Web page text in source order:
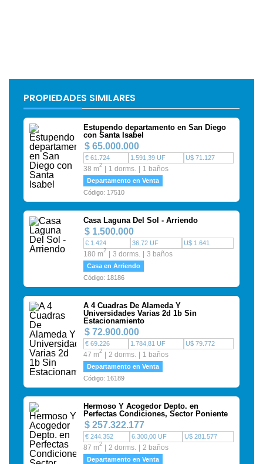
PROPIEDADES SIMILARES
Estupendo departamento en San Diego
con Santa Isabel
$ 65.000.000
€ 61.724 1.591,39 UF U$ 71.127
38 m2 1 dorms. 1 baños
Departamento en Venta
Código: 17510
Casa Laguna Del Sol - Arriendo
$ 1.500.000
€ 1.424 36,72 UF U$ 1.641
180 m2 3 dorms. 3 baños
Casa en Arriendo
Código: 18186
A 4 Cuadras De Alameda Y
Universidades Varias 2d 1b Sin
Estacionamiento
$ 72.900.000
€ 69.226 1.784,81 UF U$ 79.772
47 m2 2 dorms. 1 baños
Departamento en Venta
Código: 16189
Hermoso Y Acogedor Depto. en
Perfectas Condiciones, Sector Poniente
$ 257.322.177
€ 244.352 6.300,00 UF U$ 281.577
87 m2 2 dorms. 2 baños
Departamento en Venta